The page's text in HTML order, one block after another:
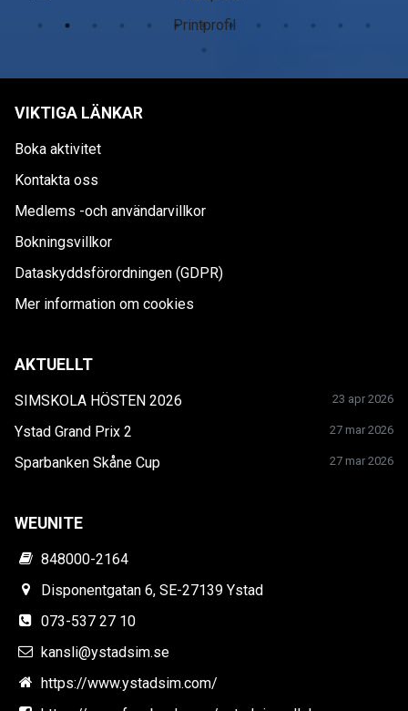
Printprofil
VIKTIGA LÄNKAR
Boka aktivitet
Kontakta oss
Medlems -och användarvillkor
Bokningsvillkor
Dataskyddsförordningen (GDPR)
Mer information om cookies
AKTUELLT
SIMSKOLA HÖSTEN 2026 23 apr 2026
Ystad Grand Prix 2 27 mar 2026
Sparbanken Skåne Cup 27 mar 2026
WEUNITE
848000-2164
Disponentgatan 6, SE-27139 Ystad
073-537 27 10
kansli@ystadsim.se
https://www.ystadsim.com/